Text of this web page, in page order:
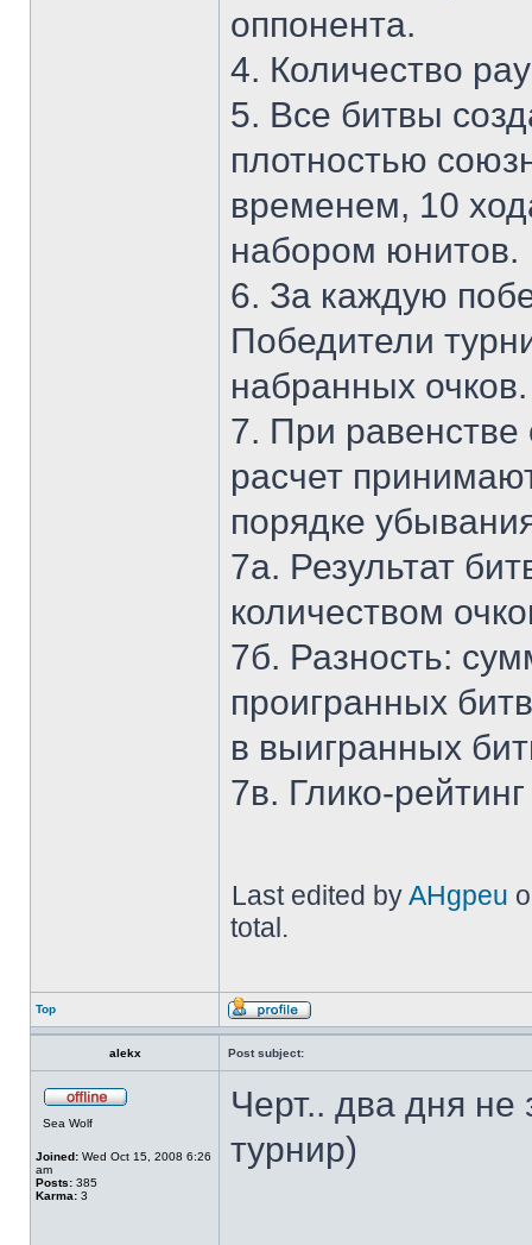
оппонента.
4. Количество
5. Все битвы
плотностью
временем, 10
набором юнитов.
6. За каждую
Победители
набранных очков.
7. При равенстве
расчет
порядке
7a. Результат
количеством
7б. Разность:
проигранных
в выигранных
7в. Глико-
Last edited byAHgpeu
total.
Top
alekx Post subject:
Sea Wolf
Joined: Wed Oct 15, 2008 6:26
am
Posts: 385
Karma: 3
Черт.. два дня
турнир)